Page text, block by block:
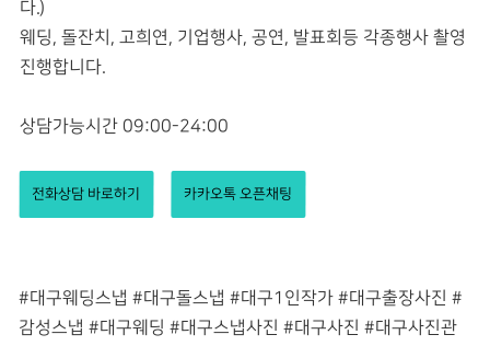
다.)
웨딩, 돌잔치, 고희연, 기업행사, 공연, 발표회등 각종행사 촬영
진행합니다.
상담가능시간 09:00-24:00
전화상담 바로하기 카카오톡 오픈채팅
#대구웨딩스냅 #대구돌스냅 #대구1인작가 #대구출장사진 #
감성스냅 #대구웨딩 #대구스냅사진 #대구사진 #대구사진관